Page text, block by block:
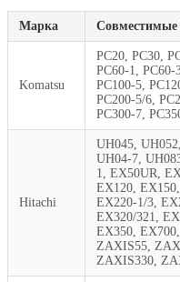
Марка
Komatsu
PC20, PC30,
PC60-1, PC60-
PC100-5,
PC200-5/6,
PC300-7,
Hitachi
UH045,
UH04-7,
1, EX50UR,
EX120,
EX220-1/3,
EX320/321,
EX350,
ZAXIS55,
ZAXIS330,